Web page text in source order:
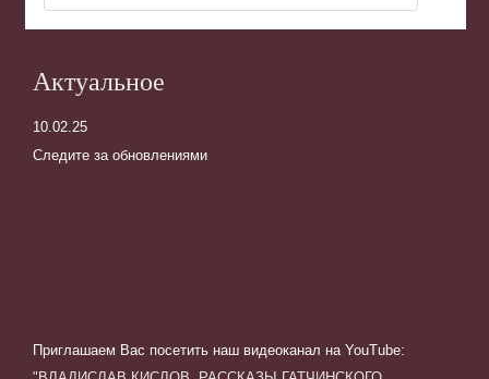
Актуальное
10.02.25
Следите за обновлениями
Приглашаем Вас посетить наш видеоканал на YouTube: